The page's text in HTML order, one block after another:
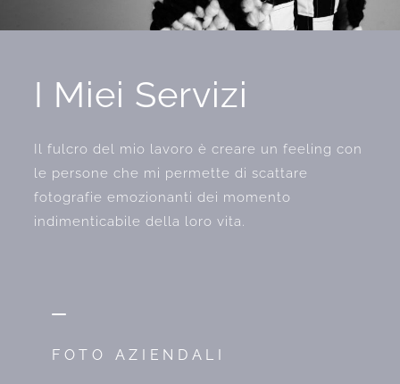
I Miei Servizi
Il fulcro del mio lavoro è creare un feeling con
le persone che mi permette di scattare
fotografie emozionanti dei momento
indimenticabile della loro vita.
FOTO AZIENDALI